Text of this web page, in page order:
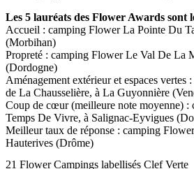
Les 5 lauréats des Flower Awards sont
Accueil : camping Flower La Pointe Du
(Morbihan)
Propreté : camping Flower Le Val De La
(Dordogne)
Aménagement extérieur et espaces
de La Chausselière, à La Guyonnière
Coup de cœur (meilleure note moyenne) :
Temps De Vivre, à Salignac-Eyvigues
Meilleur taux de réponse : camping
Hauterives (Drôme)
21 Flower Campings labellisés Clef Verte